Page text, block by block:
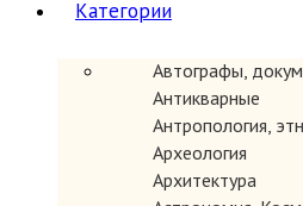
Категории
Автографы,
Антикварные
Антропология,
Археология
Архитектура